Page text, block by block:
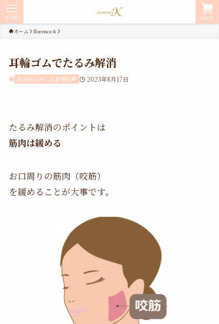
SHOP
MENU
ホーム florence-k
耳輪ゴムでたるみ解消
florence-k お客様の声 2023年8月17日
たるみ解消のポイントは
筋肉は緩める
お口周りの筋肉（咬筋）
を緩めることが大事です。